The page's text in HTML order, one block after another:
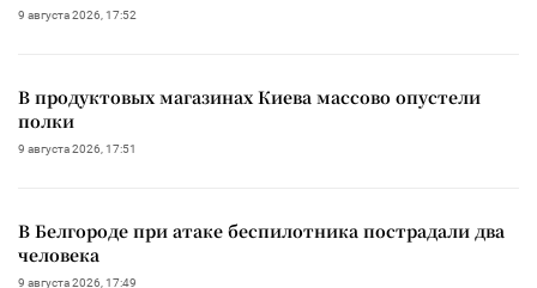
9 августа 2026, 17:52
В продуктовых магазинах Киева массово опустели
полки
9 августа 2026, 17:51
В Белгороде при атаке беспилотника пострадали два
человека
9 августа 2026, 17:49